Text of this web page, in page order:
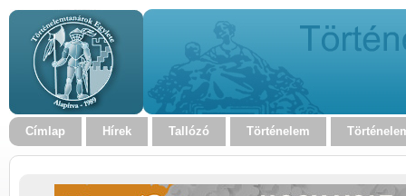
Címlap Hírek Tallózó Történelem